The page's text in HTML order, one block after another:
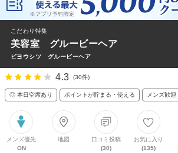
こだわり特集
美容室 グルービーヘア
ビヨウシツ グルービーヘア
4.3 (30件)
◎ 本日空席あり ポイントが貯まる・使える メンズ歓迎
メンズ優先
ON
地図
口コミ投稿
(30)
お気に入り
(135)